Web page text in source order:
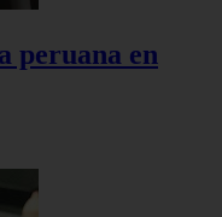
peruana en